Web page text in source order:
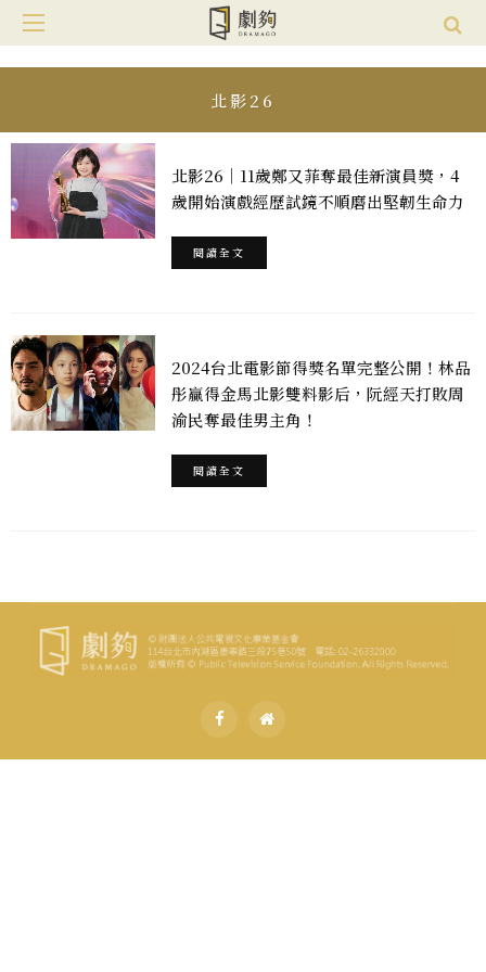
北影26
北影26｜11歲鄭又菲奪最佳新演員獎，4
歲開始演戲經歷試鏡不順磨出堅韌生命力
閱讀全文
2024台北電影節得獎名單完整公開！林品
彤贏得金馬北影雙料影后，阮經天打敗周
渝民奪最佳男主角！
閱讀全文